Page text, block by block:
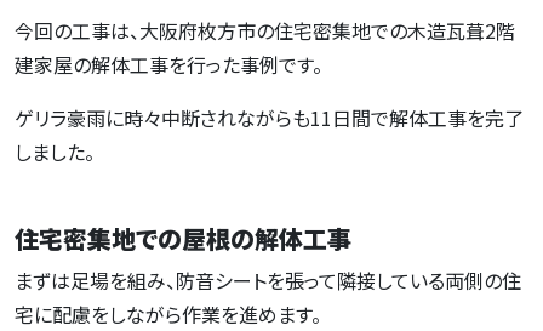
今回の工事は、大阪府枚方市の住宅密集地での木造瓦葺2階
建家屋の解体工事を行った事例です。
ゲリラ豪雨に時々中断されながらも11日間で解体工事を完了
しました。
住宅密集地での屋根の解体工事
まずは足場を組み、防音シートを張って隣接している両側の住
宅に配慮をしながら作業を進めます。